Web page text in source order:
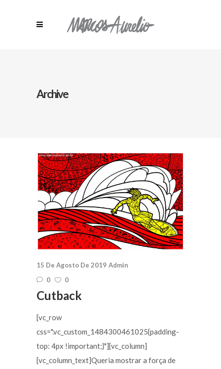
Archive
15 De Agosto De 2019 Admin
0
0
Cutback
[vc_row
css=".vc_custom_1484300461025{padding-
top: 4px !important;}"][vc_column]
[vc_column_text]Queria mostrar a força de